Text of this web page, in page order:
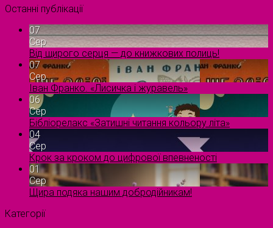
Останні публікації
07
Сер
Від щирого серця — до книжкових полиць!
07
Сер
Іван Франко. «Лисичка і журавель»
06
Сер
Бібліорелакс «Затишні читання кольору літа»
04
Сер
Крок за кроком до цифрової впевненості
01
Сер
Щира подяка нашим добродійникам!
Категорії